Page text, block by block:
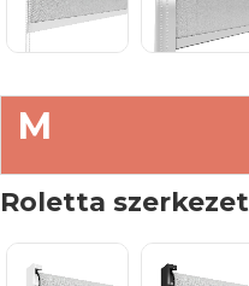
M
Roletta szerkezet